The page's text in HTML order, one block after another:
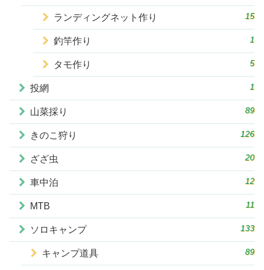
ランディングネット作り 15
釣竿作り 1
タモ作り 5
投網 1
山菜採り 89
きのこ狩り 126
ざざ虫 20
車中泊 12
MTB 11
ソロキャンプ 133
キャンプ道具 89